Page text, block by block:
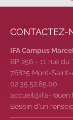
CONTACTEZ-
IFA Campus
BP 256 - 11 rue du
76825 Mont-
02.35.52.85.00
accueil@ifa-
Besoin d’un